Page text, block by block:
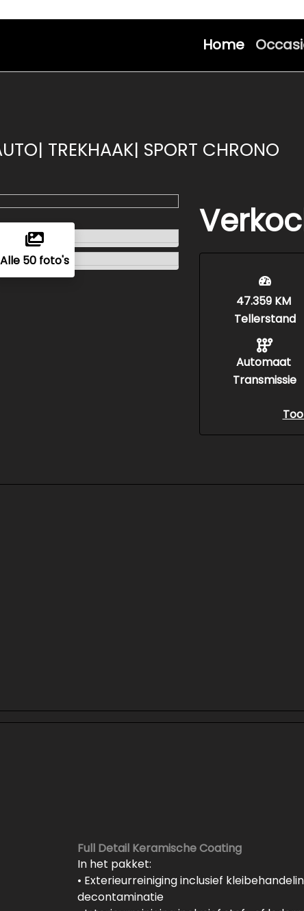
Home
TREKHAAK| SPORT CHRONO
Alle 50 foto's
47.359 KM
Tellerstand
Automaat
Transmissie
Full Detail Keramische Coating
In het pakket:
• Exterieurreiniging inclusief
decontaminatie